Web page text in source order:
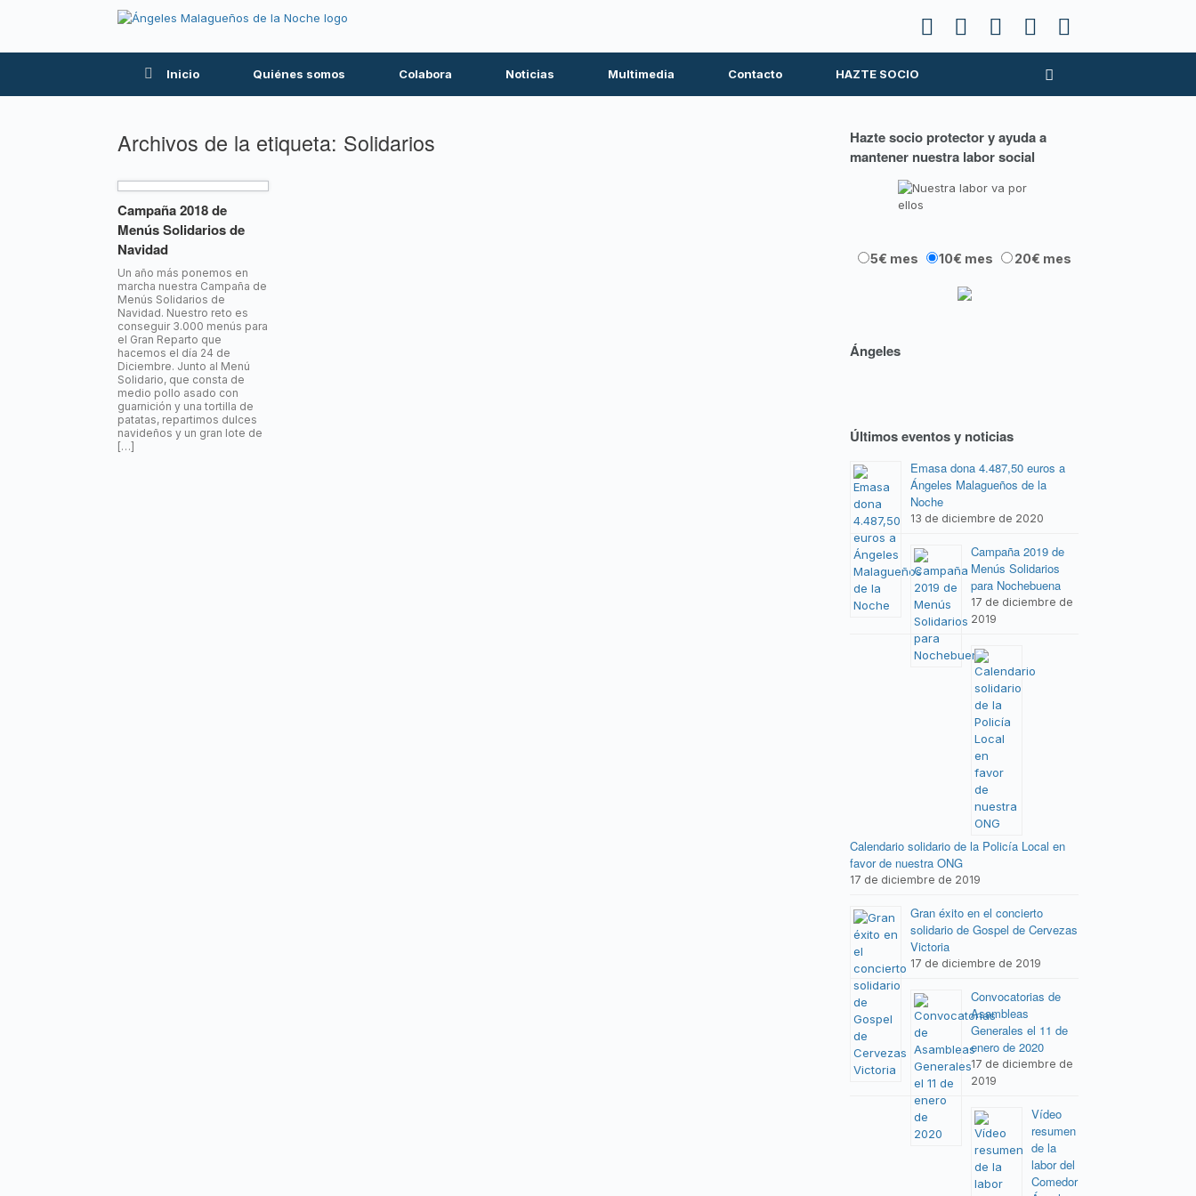
Inicio Quiénes somos Colabora Noticias Multimedia Contacto HAZTE SOCIO
Archivos de la etiqueta: Solidarios
Campaña 2018 de
Menús Solidarios de
Navidad
Un año más ponemos en
marcha nuestra Campaña de
Menús Solidarios de
Navidad. Nuestro reto es
conseguir 3.000 menús para
el Gran Reparto que
hacemos el día 24 de
Diciembre. Junto al Menú
Solidario, que consta de
medio pollo asado con
guarnición y una tortilla de
patatas, repartimos dulces
navideños y un gran lote de
[…]
Hazte socio protector y ayuda a
mantener nuestra labor social
5€ mes 10€ mes 20€ mes
Ángeles
Últimos eventos y noticias
Emasa dona 4.487,50 euros a
Ángeles Malagueños de la
Noche
13 de diciembre de 2020
Campaña 2019 de
Menús Solidarios
para Nochebuena
17 de diciembre de
2019
Calendario solidario de la Policía Local en
favor de nuestra ONG
17 de diciembre de 2019
Gran éxito en el concierto
solidario de Gospel de Cervezas
Victoria
17 de diciembre de 2019
Convocatorias de
Asambleas
Generales el 11 de
enero de 2020
17 de diciembre de
2019
Vídeo
resumen
de la
labor del
Comedor